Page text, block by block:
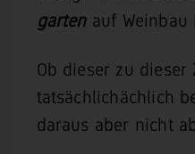
gartenauf Weinbau
Ob dieser zu dieser
tatsächlichächlich
daraus aber nicht